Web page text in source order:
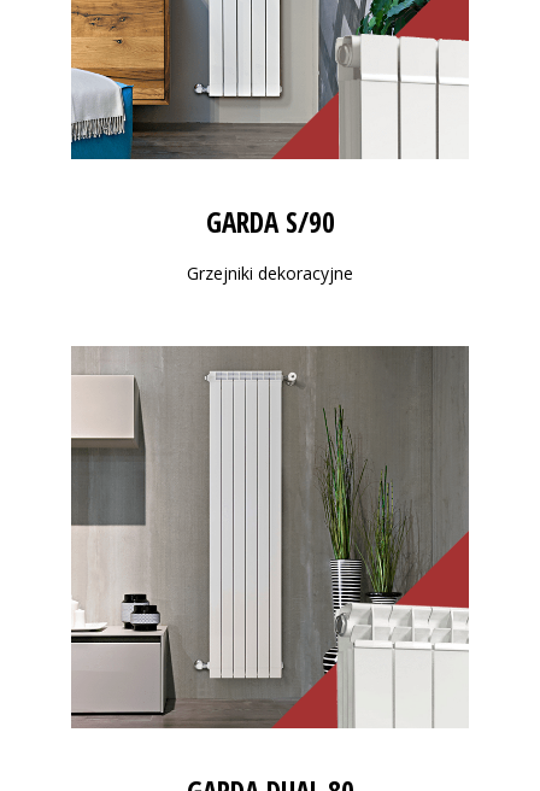
GARDA S/90
Grzejniki dekoracyjne